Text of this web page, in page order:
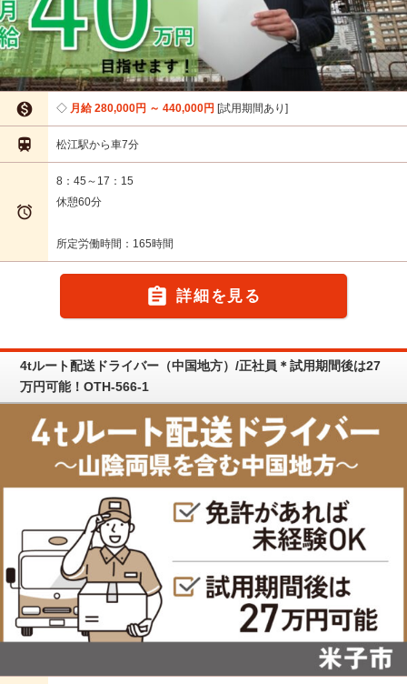
 月給 280,000円 ～ 440,000円 試用期間あり
 松江駅から車7分

8：45～17：15
休憩60分
所定労働時間：165時間
 詳細を見る
4tルート配送ドライバー（中国地方）/正社員＊試用期間後は27
万円可能！OTH-566-1